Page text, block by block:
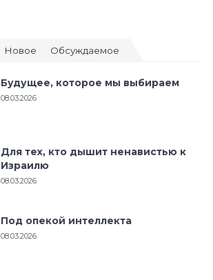
Новое Обсуждаемое
Будущее, которое мы выбираем
08.03.2026
Для тех, кто дышит ненавистью к
Израилю
08.03.2026
Под опекой интеллекта
08.03.2026